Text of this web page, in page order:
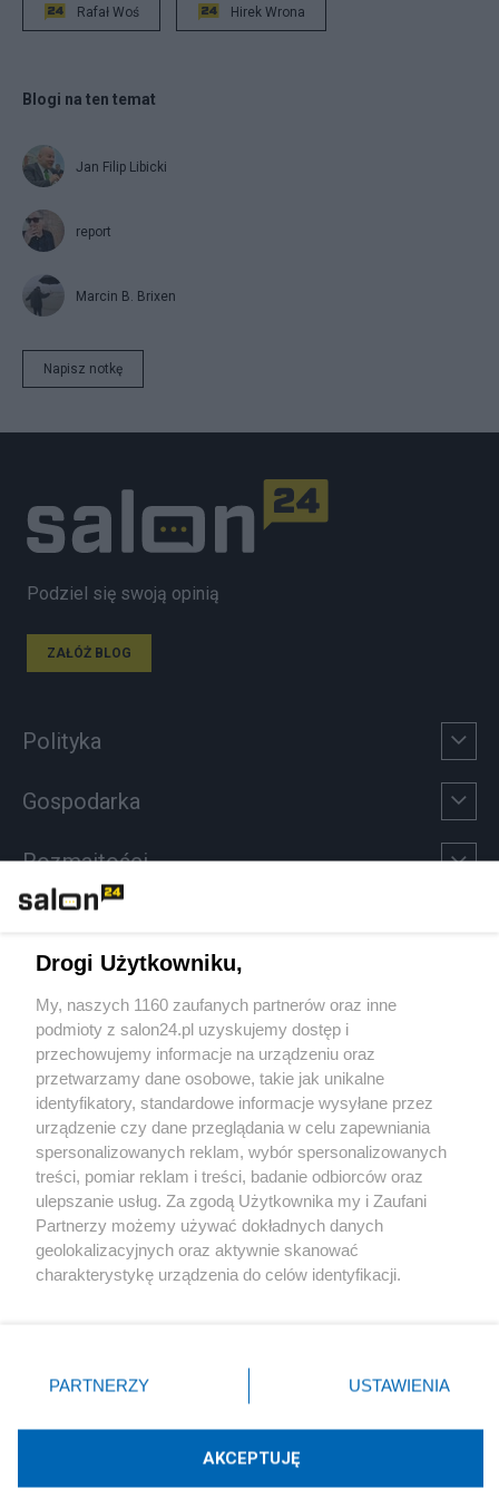
Rafał Woś Hirek Wrona
Blogi na ten temat
Jan Filip Libicki
report
Marcin B. Brixen
Napisz notkę
Podziel się swoją opinią
ZAŁÓŻ BLOG
Polityka
Gospodarka
Rozmaitości
Sport
Społeczeństwo
Kultura
X Facebook Instagram Youtube
Technologię dostarcza:W3media.pl
Drogi Użytkowniku,
My, naszych 1160 zaufanych partnerów oraz inne
podmioty z salon24.pl uzyskujemy dostęp i
przechowujemy informacje na urządzeniu oraz
przetwarzamy dane osobowe, takie jak unikalne
identyfikatory, standardowe informacje wysyłane przez
urządzenie czy dane przeglądania w celu zapewniania
spersonalizowanych reklam, wybór spersonalizowanych
treści, pomiar reklam i treści, badanie odbiorców oraz
ulepszanie usług. Za zgodą Użytkownika my i Zaufani
Partnerzy możemy używać dokładnych danych
geolokalizacyjnych oraz aktywnie skanować
charakterystykę urządzenia do celów identyfikacji.
zmienić/wycofać klikając przycisk ustawień prywatności
znajdujący się w lewym dolnym rogu strony
rodzaje przetwarzania danych nie wymagają zgody
użytkownika, ale masz prawo sprzeciwić się takiemu
przetwarzaniu. Preferencje będą miały zastosowania tylko
PARTNERZY USTAWIENIA
AKCEPTUJĘ